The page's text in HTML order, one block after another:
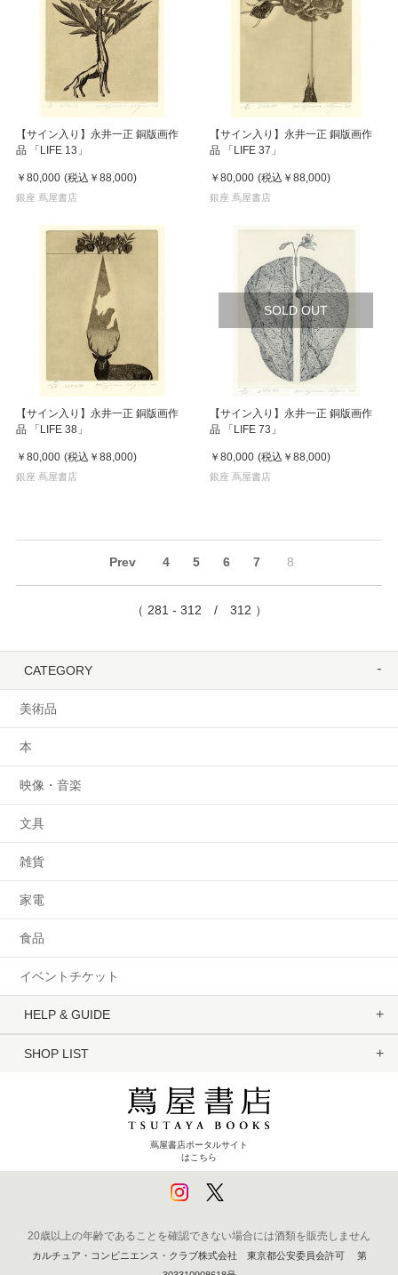
【サイン入り】永井一正 銅版画作
品 「LIFE 13」
￥80,000 (税込 ￥88,000)
銀座 蔦屋書店
【サイン入り】永井一正 銅版画作
品 「LIFE 37」
￥80,000 (税込 ￥88,000)
銀座 蔦屋書店
【サイン入り】永井一正 銅版画作
品 「LIFE 38」
￥80,000 (税込 ￥88,000)
銀座 蔦屋書店
SOLD OUT
【サイン入り】永井一正 銅版画作
品 「LIFE 73」
￥80,000 (税込 ￥88,000)
銀座 蔦屋書店
Prev 4 5 6 7 8
（ 281 - 312 / 312 ）
CATEGORY
美術品
本
映像・音楽
文具
雑貨
家電
食品
イベントチケット
HELP & GUIDE
SHOP LIST
蔦屋書店ポータルサイト
はこちら
20歳以上の年齢であることを確認できない場合には酒類を販売しません
カルチュア・コンビニエンス・クラブ株式会社 東京都公安委員会許可 第